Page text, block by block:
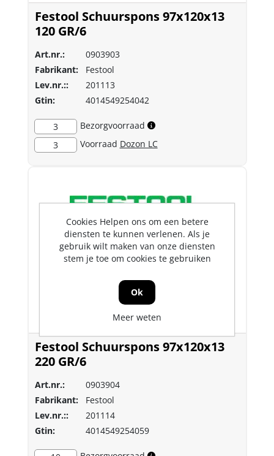
Festool Schuurspons 97x120x13
120 GR/6
Art.nr.:
0903903
Fabrikant:
Festool
Lev.nr.::
201113
Gtin:
4014549254042
3
Bezorgvoorraad
3
Voorraad Dozon LC
Festool Schuurspons 97x120x13
220 GR/6
Art.nr.:
0903904
Fabrikant:
Festool
Lev.nr.::
201114
Gtin:
4014549254059
Cookies Helpen ons om een betere
diensten te kunnen verlenen. Als je
gebruik wilt maken van onze diensten
stem je toe om cookies te gebruiken
Ok
Meer weten